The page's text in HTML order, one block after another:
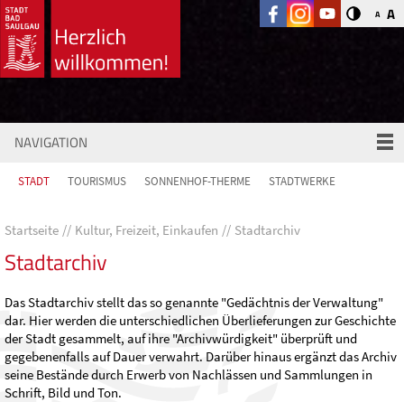
A A
NAVIGATION
STADT TOURISMUS SONNENHOF-THERME STADTWERKE
Startseite Kultur, Freizeit, Einkaufen Stadtarchiv
Stadtarchiv
Das Stadtarchiv stellt das so genannte "Gedächtnis der Verwaltung"
dar. Hier werden die unterschiedlichen Überlieferungen zur Geschichte
der Stadt gesammelt, auf ihre "Archivwürdigkeit" überprüft und
gegebenenfalls auf Dauer verwahrt. Darüber hinaus ergänzt das Archiv
seine Bestände durch Erwerb von Nachlässen und Sammlungen in
Schrift, Bild und Ton.